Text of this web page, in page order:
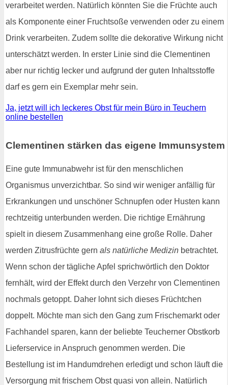
verarbeitet werden. Natürlich könnten Sie die Früchte auch
als Komponente einer Fruchtsoße verwenden oder zu einem
Drink verarbeiten. Zudem sollte die dekorative Wirkung nicht
unterschätzt werden. In erster Linie sind die Clementinen
aber nur richtig lecker und aufgrund der guten Inhaltsstoffe
darf es gern ein Exemplar mehr sein.
Ja, jetzt will ich leckeres Obst für mein Büro in Teuchern
online bestellen
Clementinen stärken das eigene Immunsystem
Eine gute Immunabwehr ist für den menschlichen
Organismus unverzichtbar. So sind wir weniger anfällig für
Erkrankungen und unschöner Schnupfen oder Husten kann
rechtzeitig unterbunden werden. Die richtige Ernährung
spielt in diesem Zusammenhang eine große Rolle. Daher
werden Zitrusfrüchte gern als natürliche Medizin betrachtet.
Wenn schon der tägliche Apfel sprichwörtlich den Doktor
fernhält, wird der Effekt durch den Verzehr von Clementinen
nochmals getoppt. Daher lohnt sich dieses Früchtchen
doppelt. Möchte man sich den Gang zum Frischemarkt oder
Fachhandel sparen, kann der beliebte Teucherner Obstkorb
Lieferservice in Anspruch genommen werden. Die
Bestellung ist im Handumdrehen erledigt und schon läuft die
Versorgung mit frischem Obst quasi von allein. Natürlich